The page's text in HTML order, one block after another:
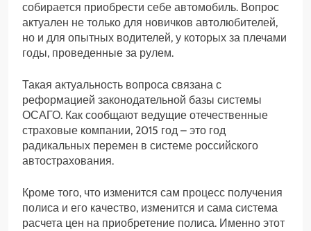
собирается приобрести себе автомобиль. Вопрос
актуален не только для новичков автолюбителей,
но и для опытных водителей, у которых за плечами
годы, проведенные за рулем.
Такая актуальность вопроса связана с
реформацией законодательной базы системы
ОСАГО. Как сообщают ведущие отечественные
страховые компании, 2015 год – это год
радикальных перемен в системе российского
автострахования.
Кроме того, что изменится сам процесс получения
полиса и его качество, изменится и сама система
расчета цен на приобретение полиса. Именно этот